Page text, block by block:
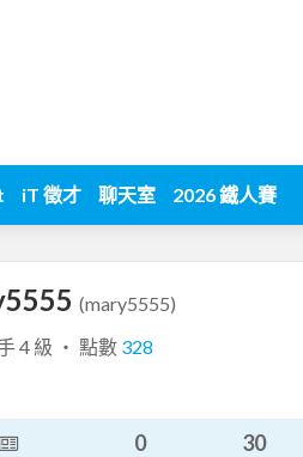
iT 徵才 聊天室 2026 鐵人賽
(mary5555)
4 級 ‧ 點數 328
0 30